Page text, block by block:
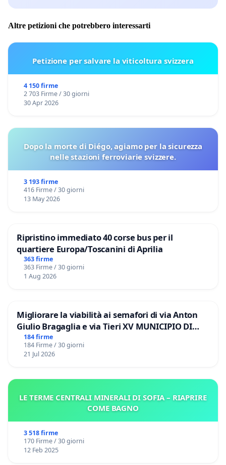
Altre petizioni che potrebbero interessarti
Petizione per salvare la viticoltura svizzera
4 150 firme
2 703 Firme / 30 giorni
30 Apr 2026
Dopo la morte di Diégo, agiamo per la sicurezza
nelle stazioni ferroviarie svizzere.
3 193 firme
416 Firme / 30 giorni
13 May 2026
Ripristino immediato 40 corse bus per il
quartiere Europa/Toscanini di Aprilia
363 firme
363 Firme / 30 giorni
1 Aug 2026
Migliorare la viabilità ai semafori di via Anton
Giulio Bragaglia e via Tieri XV MUNICIPIO DI
ROMA
184 firme
184 Firme / 30 giorni
21 Jul 2026
LE TERME CENTRALI MINERALI DI SOFIA – RIAPRIRE
COME BAGNO
3 518 firme
170 Firme / 30 giorni
12 Feb 2025